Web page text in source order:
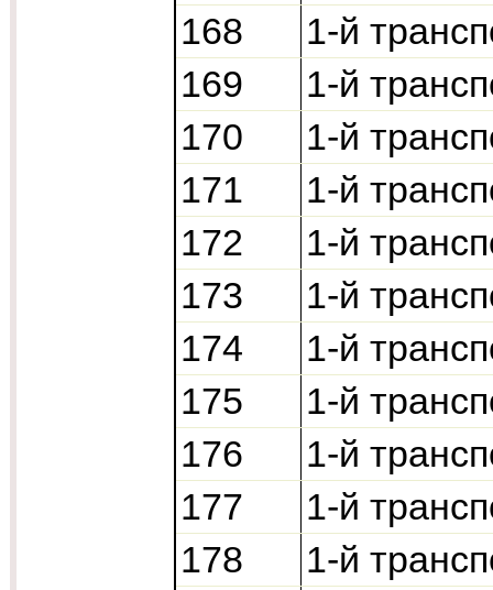
168
1-й
169
1-й
170
1-й
171
1-й
172
1-й
173
1-й
174
1-й
175
1-й
176
1-й
177
1-й
178
1-й